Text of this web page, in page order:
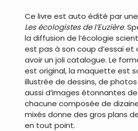
Ce livre est auto édité par
Les écologistes de l’Euzière.
la diffusion de l’écologie
est pas à son coup d’essai
avoir un joli catalogue. Le
est original, la maquette est
illustrée de dessins, de
aussi d’images étonnantes
chacune composée de
mixés donne des gros plans
en tout point.